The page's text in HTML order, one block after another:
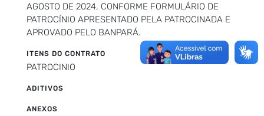
AGOSTO DE 2024, CONFORME FORMULÁRIO DE
PATROCÍNIO APRESENTADO PELA PATROCINADA E
APROVADO PELO BANPARÁ.
ITENS DO CONTRATO
PATROCINIO
ADITIVOS
ANEXOS